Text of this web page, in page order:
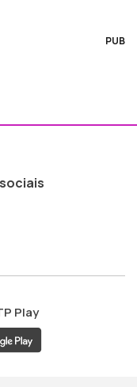
PUB
ao
Play